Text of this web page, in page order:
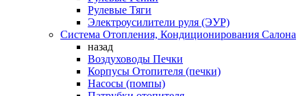
Рулевые Тяги
Электроусилители руля (ЭУР)
Система Отопления, Кондиционирования Салона
назад
Воздуховоды Печки
Корпусы Отопителя (печки)
Насосы (помпы)